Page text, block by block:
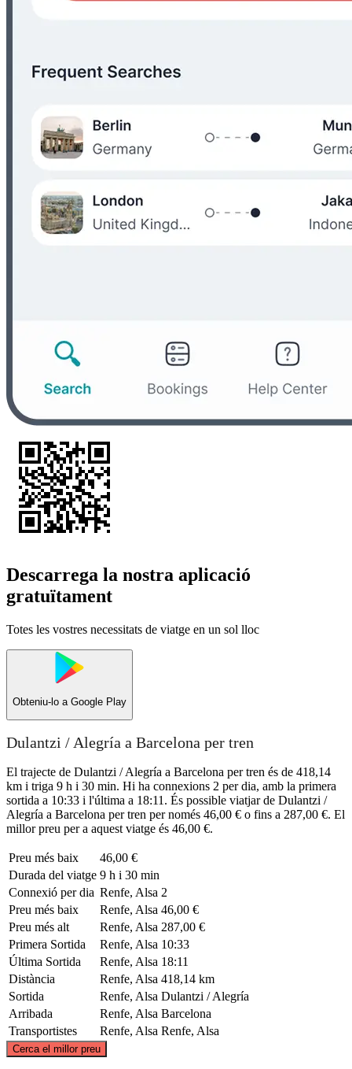
Descarrega la nostra aplicació
gratuïtament
Totes les vostres necessitats de viatge en un sol lloc
Obteniu-lo a Google Play
Dulantzi / Alegría a Barcelona per tren
El trajecte de Dulantzi / Alegría a Barcelona per tren és de 418,14
km i triga 9 h i 30 min. Hi ha connexions 2 per dia, amb la primera
sortida a 10:33 i l'última a 18:11. És possible viatjar de Dulantzi /
Alegría a Barcelona per tren per només 46,00 € o fins a 287,00 €. El
millor preu per a aquest viatge és 46,00 €.
Preu més baix
46,00 €
Durada del viatge 9 h i 30 min
Connexió per dia Renfe, Alsa 2
Preu més baix
Renfe, Alsa 46,00 €
Preu més alt
Renfe, Alsa 287,00 €
Primera Sortida
Renfe, Alsa 10:33
Última Sortida
Renfe, Alsa 18:11
Distància
Renfe, Alsa 418,14 km
Sortida
Renfe, Alsa Dulantzi / Alegría
Arribada
Renfe, Alsa Barcelona
Transportistes
Renfe, Alsa Renfe, Alsa
Cerca el millor preu
©CARTO, ©